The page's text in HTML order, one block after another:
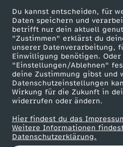
Du kannst entscheiden, für
Daten speichern und
betrifft nur dein aktuell
"Zustimmen" erklärst du
unserer Datenverarbeitung,
Einwilligung benötigen.
"Einstellungen/Ablehnen"
deine Zustimmung gibst und
Datenschutzeinstellungen
Wirkung für die Zukunft in
widerrufen oder ändern.
Hier findest du das
Weitere Informationen
Datenschutzerklärung.
n
A
n
g
r
i
ZDF goes Schule
Werbefernsehen
Mainzelmännchen
Partner